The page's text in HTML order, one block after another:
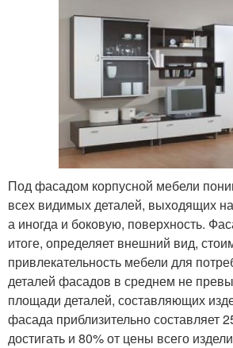
Под фасадом корпусной мебели
всех видимых деталей, выходящих
а иногда и боковую, поверхность.
итоге, определяет внешний вид,
привлекательность мебели для
деталей фасадов в среднем не
площади деталей, составляющих
фасада приблизительно составляет
достигать и 80% от цены всего